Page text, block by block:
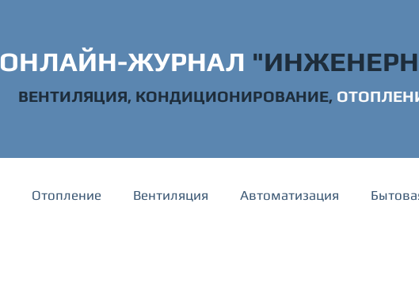
ОНЛАЙН-ЖУРНАЛ "ИНЖЕН
ВЕНТИЛЯЦИЯ, КОНДИЦИОНИРОВАНИЕ,
Отопление Вентиляция Автоматизация